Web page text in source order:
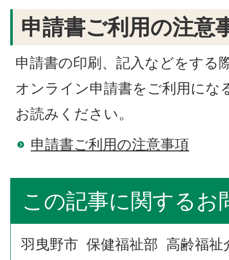
申請書ご利用の注意
申請書の印刷、記入などをする
オンライン申請書をご利用にな
お読みください。
申請書ご利用の注意事項
この記事に関するお
羽曳野市 保健福祉部 高齢福祉